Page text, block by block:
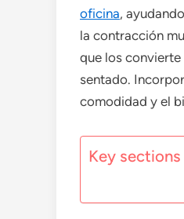
oficina,
la contracción
que los convierte
sentado.
comodidad y el
Key